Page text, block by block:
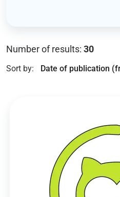
Number of results: 30
Sort by: